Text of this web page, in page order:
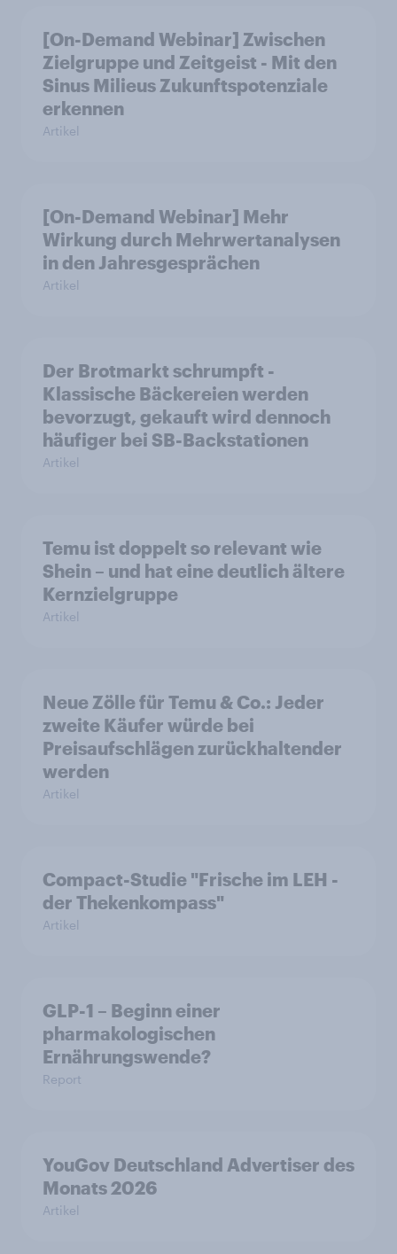
[On-Demand Webinar] Zwischen
Zielgruppe und Zeitgeist - Mit den
Sinus Milieus Zukunftspotenziale
erkennen
Artikel
[On-Demand Webinar] Mehr
Wirkung durch Mehrwertanalysen
in den Jahresgesprächen
Artikel
Der Brotmarkt schrumpft -
Klassische Bäckereien werden
bevorzugt, gekauft wird dennoch
häufiger bei SB-Backstationen
Artikel
Temu ist doppelt so relevant wie
Shein – und hat eine deutlich ältere
Kernzielgruppe
Artikel
Neue Zölle für Temu & Co.: Jeder
zweite Käufer würde bei
Preisaufschlägen zurückhaltender
werden
Artikel
Compact-Studie "Frische im LEH -
der Thekenkompass"
Artikel
GLP-1 – Beginn einer
pharmakologischen
Ernährungswende?
Report
YouGov Deutschland Advertiser des
Monats 2026
Artikel